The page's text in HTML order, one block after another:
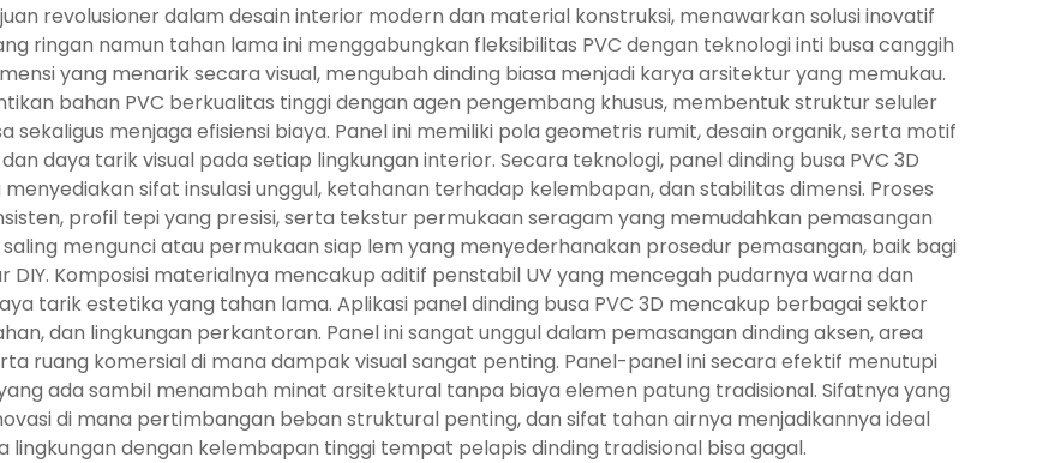
revolusioner dalam desain interior modern dan material konstruksi, menawarkan solusi inovatif
ringan namun tahan lama ini menggabungkan fleksibilitas PVC dengan teknologi inti busa canggih
yang menarik secara visual, mengubah dinding biasa menjadi karya arsitektur yang memukau.
bahan PVC berkualitas tinggi dengan agen pengembang khusus, membentuk struktur seluler
menjaga efisiensi biaya. Panel ini memiliki pola geometris rumit, desain organik, serta motif
daya tarik visual pada setiap lingkungan interior. Secara teknologi, panel dinding busa PVC 3D
sifat insulasi unggul, ketahanan terhadap kelembapan, dan stabilitas dimensi. Proses
profil tepi yang presisi, serta tekstur permukaan seragam yang memudahkan pemasangan
mengunci atau permukaan siap lem yang menyederhanakan prosedur pemasangan, baik bagi
Komposisi materialnya mencakup aditif penstabil UV yang mencegah pudarnya warna dan
tarik estetika yang tahan lama. Aplikasi panel dinding busa PVC 3D mencakup berbagai sektor
dan lingkungan perkantoran. Panel ini sangat unggul dalam pemasangan dinding aksen, area
ruang komersial di mana dampak visual sangat penting. Panel-panel ini secara efektif menutupi
ada sambil menambah minat arsitektural tanpa biaya elemen patung tradisional. Sifatnya yang
di mana pertimbangan beban struktural penting, dan sifat tahan airnya menjadikannya ideal
lingkungan dengan kelembapan tinggi tempat pelapis dinding tradisional bisa gagal.